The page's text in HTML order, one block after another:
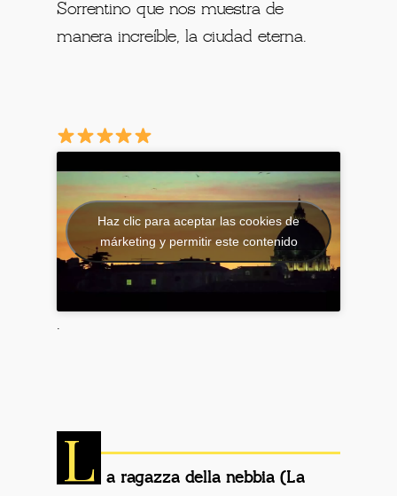
Sorrentino que nos muestra de
manera increíble, la ciudad eterna.
Haz clic para aceptar las cookies de
márketing y permitir este contenido
.
L
a ragazza della nebbia (La